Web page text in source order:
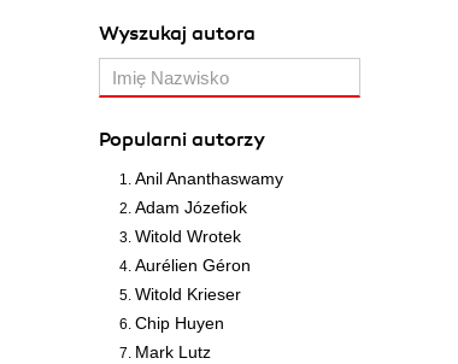
Wyszukaj autora
Popularni autorzy
Anil Ananthaswamy
Adam Józefiok
Witold Wrotek
Aurélien Géron
Witold Krieser
Chip Huyen
Mark Lutz